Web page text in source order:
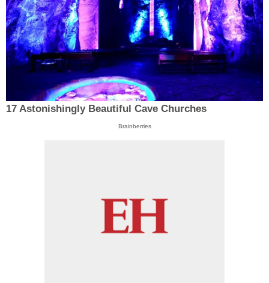
17 Astonishingly Beautiful Cave Churches
Brainberries